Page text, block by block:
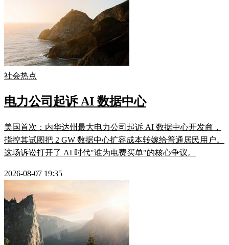
社会热点
电力公司起诉 AI 数据中心
美国首次：内华达州最大电力公司起诉 AI 数据中心开发商，
指控其试图把 2 GW 数据中心扩容成本转嫁给普通居民用户。
这场诉讼打开了 AI 时代"谁为电费买单"的核心争议。
2026-08-07 19:35